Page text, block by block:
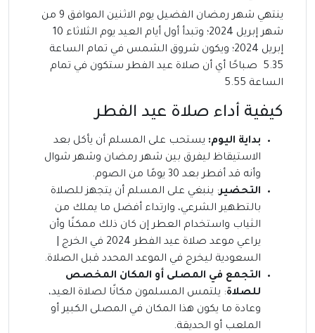
ينتهي شهر رمضان الفضيل يوم الاثنين الموافق 9 من
شهر إبريل 2024؛ وتبدأ أول أيام العيد يوم الثلاثاء 10
إبريل 2024؛ ويكون شروق الشمس في تمام الساعة
5.35 صباحًا أي أن صلاة عيد الفطر ستكون في تمام
الساعة 5.55
كيفية أداء صلاة عيد الفطر
بداية اليوم: يستحب على المسلم أن يأكل بعد
الاستيقاظ ليفرق بين شهر رمضان وشهر شوال
وأنه قد أفطر بعد 30 يومًا من الصوم.
التحضير: ينبغي على المسلم أن يتجهز للصلاة
بالتطهير الشرعي، وارتداء أفضل ما يملك من
الثياب واستخدام العطر إن كان ذلك ممكنًا وأن
يراعي موعد صلاة عيد الفطر 2024 في الخرج |
السعودية ليخرج في الموعد المحدد قبل الصلاة.
التجمع في المصلى أو المكان المخصص
للصلاة: يلتمس المسلمون مكانًا لصلاة العيد،
وعادة ما يكون هذا المكان في المصلى الكبير أو
الملعب أو الحديقة.